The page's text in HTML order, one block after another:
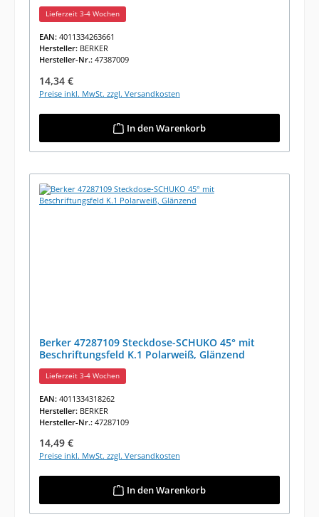
Glänzend
Lieferzeit 3-4 Wochen
EAN: 4011334263661
Hersteller: BERKER
Hersteller-Nr.: 47387009
Regulärer Preis:
14,34 €
Preise inkl. MwSt. zzgl. Versandkosten
In den Warenkorb
Berker 47287109 Steckdose-SCHUKO 45° mit
Beschriftungsfeld K.1 Polarweiß, Glänzend
Lieferzeit 3-4 Wochen
EAN: 4011334318262
Hersteller: BERKER
Hersteller-Nr.: 47287109
Regulärer Preis:
14,49 €
Preise inkl. MwSt. zzgl. Versandkosten
In den Warenkorb